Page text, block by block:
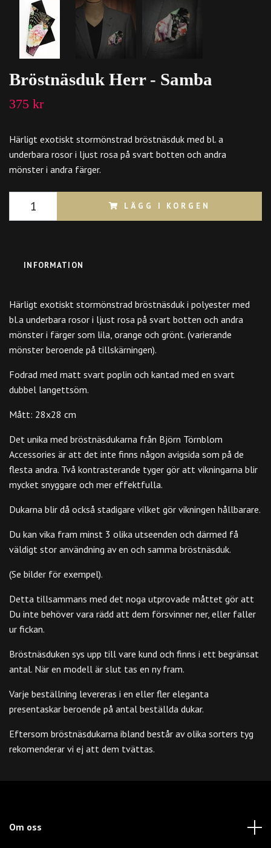
Bröstnäsduk Herr - Samba
375 kr
Härligt exotiskt stormönstrad bröstnäsduk med bl. a
underbara rosor i ljust rosa på svart botten och andra
mönster i andra färger.
LÄGG I KORGEN
INFORMATION
Härligt exotiskt stormönstrad bröstnäsduk i polyester med
bl.a underbara rosor i ljust rosa på svart botten och andra
mönster i färger som lila, orange och grönt. (varierande
mönster beroende på tillskärningen).
Fodrad med matt svart poplin och kantad med en svart
dubbel langettsöm.
Mått: 28x28 cm
Det unika med bröstnäsdukarna från Björn Törnblom
Accessories är att det inte finns någon avigsida som på de
flesta andra. Två kontrasterande tyger gör att vikningarna blir
mycket snyggare och mer effektfulla.
Dukarna blir då också stadigare vilket gör vikningen hållbarare.
Du kan vika fram minst 3 olika utseenden och därmed få
väldigt stor användning av en och samma bröstnäsduk.
(Se bilder för exempel).
Detta tillsammans med det noga utprovade måttet gör att
Du inte behöver vara rädd att dem försvinner ner, eller faller
ur fickan.
Bröstnäsduken sys upp till vare kund och finns i ett begränsat
antal. När en modell är slut tas en ny fram.
Varje beställning levereras i en eller fler eleganta
presentaskar beroende på antal beställda dukar.
Eftersom bröstnäsdukarna ibland består av olika sorters tyg
rekomenderar vi ej att dem tvättas.
Om oss